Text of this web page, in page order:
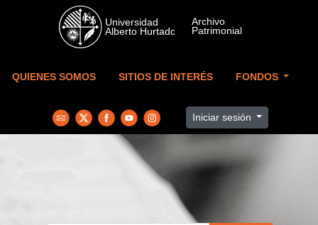
Skip to main content
QUIENES SOMOS SITIOS DE INTERÉS FONDOS
Iniciar sesión